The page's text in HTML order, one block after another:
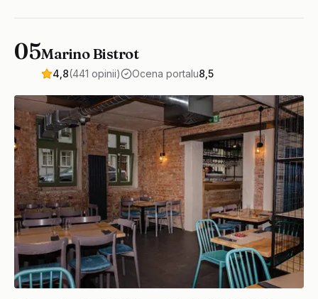
05Marino Bistrot
4,8(441 opinii) Ocena portalu8,5